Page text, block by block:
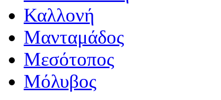
Καλλονή
Μανταμάδος
Μεσότοπος
Μόλυβος